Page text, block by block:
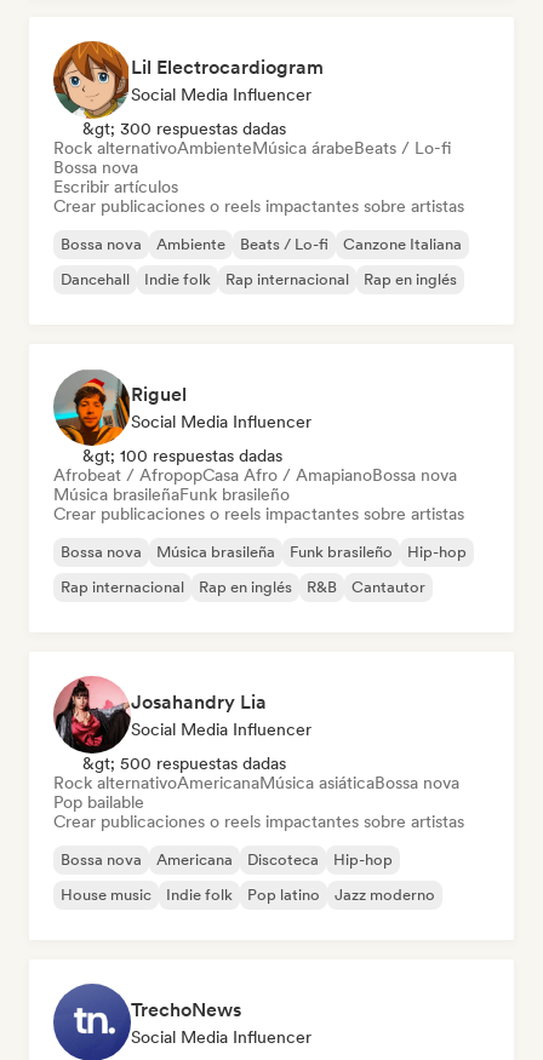
Lil Electrocardiogram
Social Media Influencer
&gt; 300 respuestas dadas
Rock alternativoAmbienteMúsica árabeBeats / Lo-fi
Bossa nova
Escribir artículos
Crear publicaciones o reels impactantes sobre artistas
Bossa nova Ambiente Beats / Lo-fi
Canzone Italiana
Dancehall
Indie folk Rap internacional Rap en inglés
Riguel
Social Media Influencer
&gt; 100 respuestas dadas
Afrobeat / AfropopCasa Afro / AmapianoBossa nova
Música brasileñaFunk brasileño
Crear publicaciones o reels impactantes sobre artistas
Bossa nova Música brasileña Funk brasileño
Hip-hop
Rap internacional
Rap en inglés R&B Cantautor
Josahandry Lia
Social Media Influencer
&gt; 500 respuestas dadas
Rock alternativoAmericanaMúsica asiáticaBossa nova
Pop bailable
Crear publicaciones o reels impactantes sobre artistas
Bossa nova Americana Discoteca
Hip-hop
House music
Indie folk Pop latino Jazz moderno
TrechoNews
Social Media Influencer